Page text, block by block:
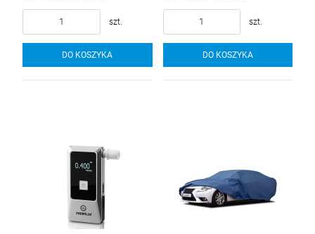
szt.
DO KOSZYKA
szt.
DO KOSZYKA